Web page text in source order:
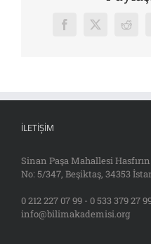
Facebook
X
İLETIŞIM
Sinan Paşa Mahallesi
No: 5/347, Beşiktaş, 34353
0 212 227 07 99 - 0 533 379 27
info@bilimakademisi.org